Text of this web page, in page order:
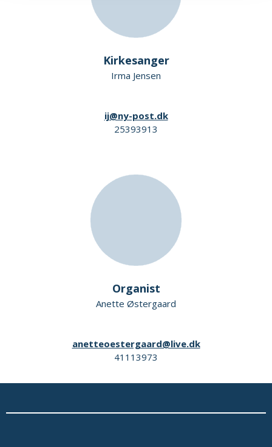
Kirkesanger
Irma Jensen
ij@ny-post.dk
25393913
Organist
Anette Østergaard
anetteoestergaard@live.dk
41113973